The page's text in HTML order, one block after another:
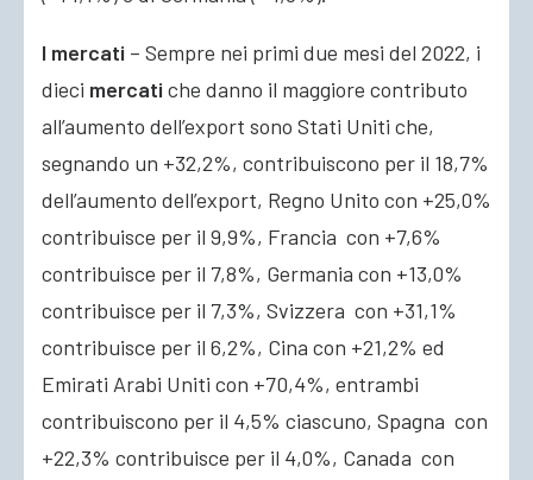
I mercati – Sempre nei primi due mesi del 2022, i
dieci mercati che danno il maggiore contributo
all’aumento dell’export sono Stati Uniti che,
segnando un +32,2%, contribuiscono per il 18,7%
dell’aumento dell’export, Regno Unito con +25,0%
contribuisce per il 9,9%, Francia con +7,6%
contribuisce per il 7,8%, Germania con +13,0%
contribuisce per il 7,3%, Svizzera con +31,1%
contribuisce per il 6,2%, Cina con +21,2% ed
Emirati Arabi Uniti con +70,4%, entrambi
contribuiscono per il 4,5% ciascuno, Spagna con
+22,3% contribuisce per il 4,0%, Canada con